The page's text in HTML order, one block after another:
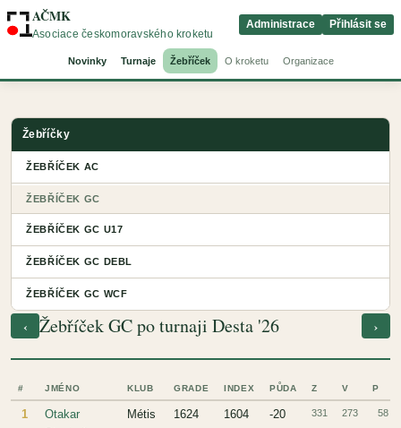
AČMK
Asociace českomoravského kroketu
Novinky Turnaje Žebříček O kroketu Organizace
Administrace Přihlásit se
‹ Žebříček GC po turnaji Desta '26 ›
# JMÉNO KLUB GRADE INDEX PŮDA Z V P
1
Otakar
Métis 1624 1604 -20 331 273 58
Žebříčky
ŽEBŘÍČEK AC
ŽEBŘÍČEK GC
ŽEBŘÍČEK GC U17
ŽEBŘÍČEK GC DEBL
ŽEBŘÍČEK GC WCF